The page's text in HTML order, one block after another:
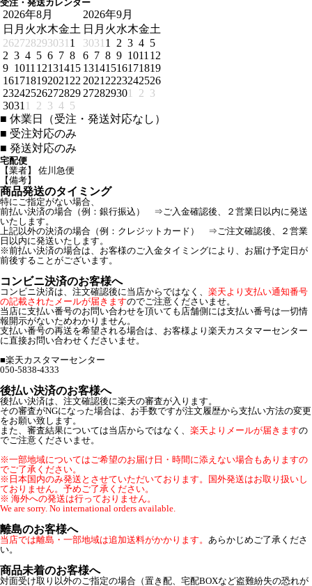
受注・発送カレンダー
2026年8月
日 月 火水木金土
262728293031 1
2 3 4 5 6 7 8
9 1011 12131415
161718192021 22
23242526272829
3031 1 2 3 4 5
2026年9月
日 月 火水木金土
3031 1 2 3 4 5
6 7 8 9 1011 12
13141516171819
2021 2223242526
272829301 2 3
■ 休業日（受注・発送対応なし）
■ 受注対応のみ
■ 発送対応のみ
宅配便
【業者】 佐川急便
【備考】
商品発送のタイミング
特にご指定がない場合、
前払い決済の場合（例：銀行振込） ⇒ご入金確認後、２営業日以内に発送
いたします。
上記以外の決済の場合（例：クレジットカード） ⇒ご注文確認後、２営業
日以内に発送いたします。
※前払い決済の場合は、お客様のご入金タイミングにより、お届け予定日が
前後することがございます。
コンビニ決済のお客様へ
コンビニ決済は、注文確認後に当店からではなく、 楽天より支払い通知番号
の記載されたメールが届きますのでご注意くださいませ。
当店に支払い番号のお問い合わせを頂いても店舗側には支払い番号は一切情
報開示がないためわかりません。
支払い番号の再送を希望される場合は、お客様より楽天カスタマーセンター
に直接お問い合わせくださいませ。
■楽天カスタマーセンター
050-5838-4333
後払い決済のお客様へ
後払い決済は、注文確認後に楽天の審査が入ります。
その審査がNGになった場合は、お手数ですが注文履歴から支払い方法の変更
をお願い致します。
また、審査結果については当店からではなく、 楽天よりメールが届きますの
でご注意くださいませ。
※一部地域についてはご希望のお届け日・時間に添えない場合もありますの
でご了承ください。
※日本国内のみ発送とさせていただいております。国外発送はお取り扱いし
ておりません。予めご了承ください。
※ 海外への発送は行っておりません。
We are sorry. No international orders available.
離島のお客様へ
当店では離島・一部地域は追加送料がかかります。 あらかじめご了承くださ
い。
商品未着のお客様へ
対面受け取り以外のご指定の場合（置き配、宅配BOXなど盗難紛失の恐れが